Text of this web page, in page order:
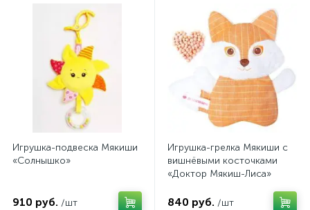
Игрушка-подвеска Мякиши
«Солнышко»
910 руб. /шт
Игрушка-грелка Мякиши с
вишнёвыми косточками
«Доктор Мякиш-Лиса»
840 руб. /шт